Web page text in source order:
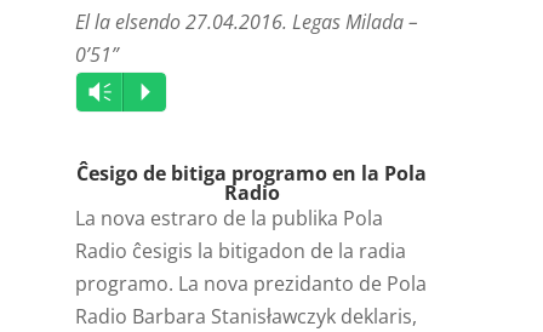
El la elsendo 27.04.2016. Legas Milada –
0’51”
Audio
Player
Vm P
Ĉesigo de bitiga programo en la Pola
Radio
La nova estraro de la publika Pola
Radio ĉesigis la bitigadon de la radia
programo. La nova prezidanto de Pola
Radio Barbara Stanisławczyk deklaris,